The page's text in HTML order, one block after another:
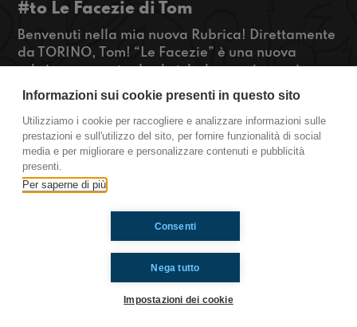
#to Le Facezie di Tom
Benvenuti nella mia nuova Rubrica! Direttamente
da TORINO, Tom! “Le Facezie” è una nuova
rubrica composta da sketch che speriamo vi
faranno sorridere! Sedetevi, rilassatevi e
#OkkinSu
Torino
Ti è piaciuto? Condividilo!
Informazioni sui cookie presenti in questo sito
Utilizziamo i cookie per raccogliere e analizzare informazioni sulle
prestazioni e sull'utilizzo del sito, per fornire funzionalità di social
media e per migliorare e personalizzare contenuti e pubblicità
presenti.
Per saperne di più
Nega tutto
Consenti
Impostazioni dei cookie